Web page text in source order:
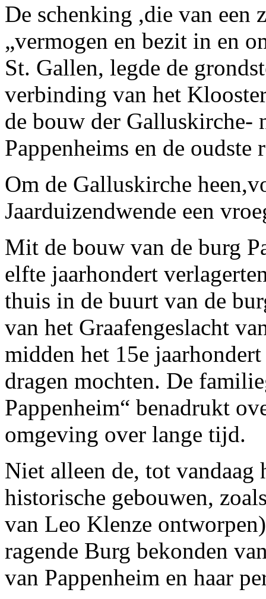
De schenking ,die van een
„vermogen en bezit in en
St. Gallen, legde de
verbinding van het
de bouw der Galluskirche-
Pappenheims en de
Om de Galluskirche
Jaarduizendwende een
Mit de bouw van de burg
elfte jaarhondert
thuis in de buurt van de
van het Graafengeslacht
midden het 15e
dragen mochten. De
Pappenheim“ benadrukt
omgeving over lange tijd.
Niet alleen de, tot vandaag
historische gebouwen,
van Leo Klenze
ragende Burg bekonden
van Pappenheim en haar